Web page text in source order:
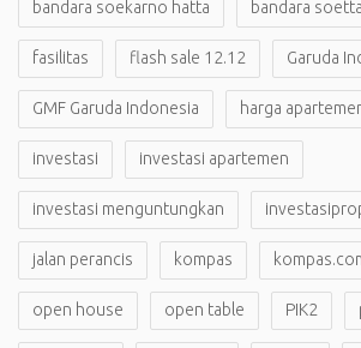
bandara soekarno hatta bandara soetta
fasilitas flash sale 12.12 Garuda
GMF Garuda Indonesia harga
investasi investasi apartemen
investasi menguntungkan
jalan perancis kompas
open house open table PIK2